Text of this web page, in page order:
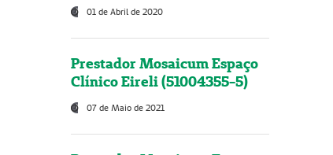
01 de Abril de 2020
Prestador Mosaicum Espaço
Clínico Eireli (51004355-5)
07 de Maio de 2021